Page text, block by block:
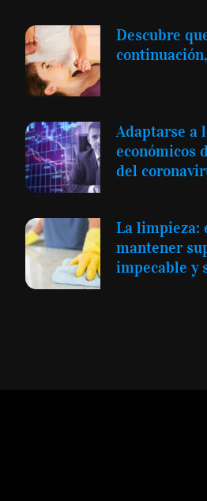
Descubre
Adaptarse a
económicos
del
La limpieza:
mantener
impecable y